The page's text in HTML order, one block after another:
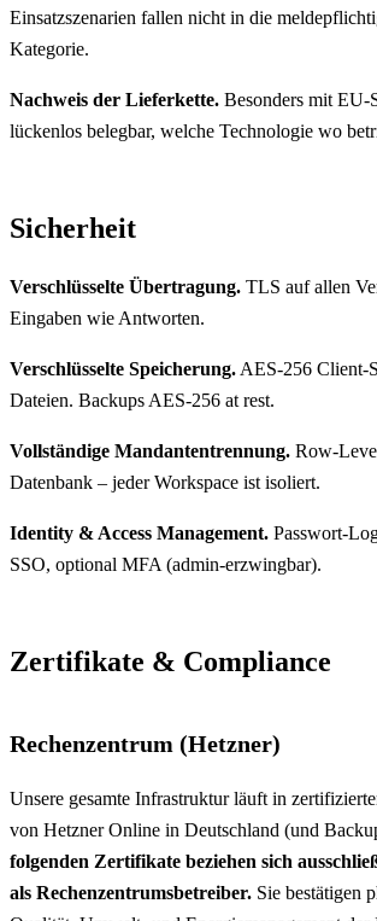
Einsatzszenarien fallen nicht in die
Kategorie.
Nachweis der Lieferkette. Besonders mit EU-
lückenlos belegbar, welche Technologie wo
Sicherheit
Verschlüsselte Übertragung. TLS auf allen
Eingaben wie Antworten.
Verschlüsselte Speicherung.AES-256 Client-
Dateien. Backups AES-256 at rest.
Vollständige Mandantentrennung. Row-
Datenbank – jeder Workspace ist isoliert.
Identity & Access Management. Passwort-
SSO, optional MFA (admin-erzwingbar).
Zertifikate & Compliance
Rechenzentrum (Hetzner)
Unsere gesamte Infrastruktur läuft in
von Hetzner Online in Deutschland (und
folgenden Zertifikate beziehen sich
als Rechenzentrumsbetreiber. Sie bestätigen